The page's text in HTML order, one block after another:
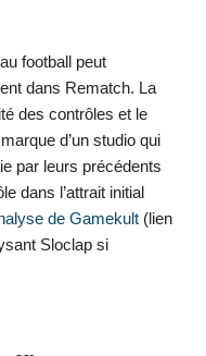
football peut
dans Rematch. La
des contrôles et le
d’un studio qui
par leurs précédents
dans l’attrait initial
de Gamekult (lien
Sloclap si